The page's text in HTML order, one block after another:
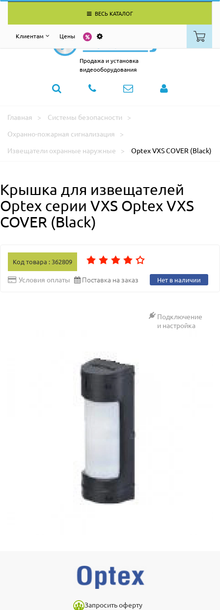
ВЕСЬ КАТАЛОГ
Клиентам Цены
Продажа и установка
видеооборудования
Главная
Системы безопасности
Охранно-пожарная сигнализация
Извещатели охранные наружные
Optex VXS COVER (Black)
Крышка для извещателей
Optex серии VXS Optex VXS
COVER (Black)
Код товара : 362809
Условия оплаты Поставка на заказ Нет в наличии
Подключение
и настройка
Запросить оферту